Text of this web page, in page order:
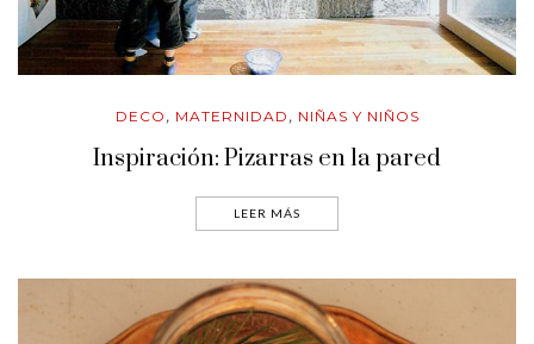
DECO , MATERNIDAD , NIÑAS Y NIÑOS
Inspiración: Pizarras en la pared
LEER MÁS